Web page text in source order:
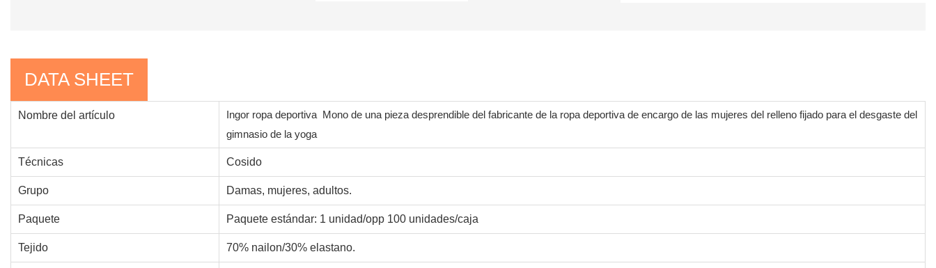
DATA SHEET
Nombre del artículo Ingor ropa deportiva Mono de una pieza desprendible del fabricante de la ropa deportiva de encargo de las mujeres del relleno fijado para el desgaste del
gimnasio de la yoga
Técnicas Cosido
Grupo Damas, mujeres, adultos.
Paquete Paquete estándar: 1 unidad/opp 100 unidades/caja
Tejido 70% nailon/30% elastano.